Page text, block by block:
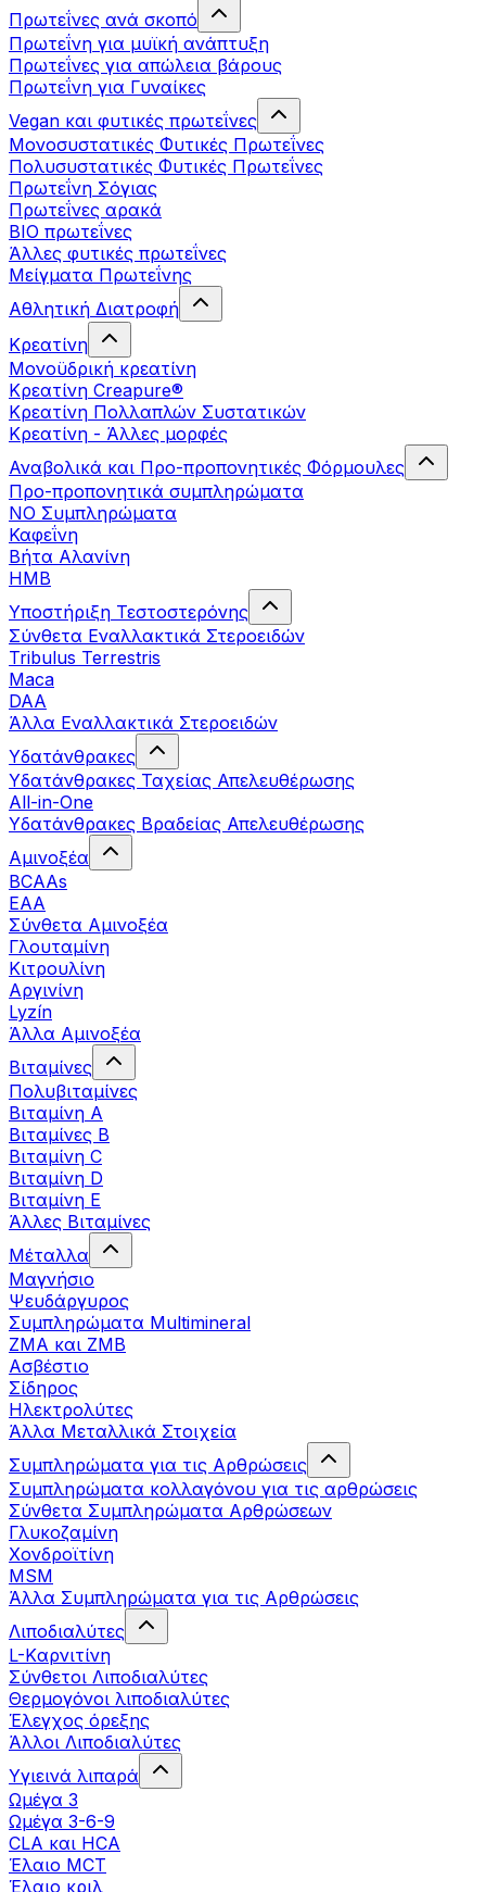
Πρωτεΐνες ανά σκοπό
Πρωτεΐνη για μυϊκή ανάπτυξη
Πρωτεΐνες για απώλεια βάρους
Πρωτεΐνη για Γυναίκες
Vegan και φυτικές πρωτεΐνες
Μονοσυστατικές Φυτικές Πρωτεΐνες
Πολυσυστατικές Φυτικές Πρωτεΐνες
Πρωτεΐνη Σόγιας
Πρωτεΐνες αρακά
ΒIO πρωτεΐνες
Άλλες φυτικές πρωτεΐνες
Μείγματα Πρωτεΐνης
Αθλητική Διατροφή
Κρεατίνη
Μονοϋδρική κρεατίνη
Κρεατίνη Creapure®
Κρεατίνη Πολλαπλών Συστατικών
Κρεατίνη - Άλλες μορφές
Αναβολικά και Προ-προπονητικές Φόρμουλες
Προ-προπονητικά συμπληρώματα
ΝΟ Συμπληρώματα
Καφεΐνη
Βήτα Αλανίνη
HMB
Υποστήριξη Τεστοστερόνης
Σύνθετα Εναλλακτικά Στεροειδών
Tribulus Terrestris
Maca
DAA
Άλλα Εναλλακτικά Στεροειδών
Υδατάνθρακες
Υδατάνθρακες Ταχείας Απελευθέρωσης
All-in-One
Υδατάνθρακες Βραδείας Απελευθέρωσης
Αμινοξέα
BCAAs
EAA
Σύνθετα Αμινοξέα
Γλουταμίνη
Κιτρουλίνη
Αργινίνη
Lyzín
Άλλα Αμινοξέα
Βιταμίνες
Πολυβιταμίνες
Βιταμίνη Α
Βιταμίνες Β
Βιταμίνη C
Βιταμίνη D
Βιταμίνη Ε
Άλλες Βιταμίνες
Μέταλλα
Μαγνήσιο
Ψευδάργυρος
Συμπληρώματα Multimineral
ZMA και ZMB
Ασβέστιο
Σίδηρος
Ηλεκτρολύτες
Άλλα Mεταλλικά Στοιχεία
Συμπληρώματα για τις Αρθρώσεις
Συμπληρώματα κολλαγόνου για τις αρθρώσεις
Σύνθετα Συμπληρώματα Αρθρώσεων
Γλυκοζαμίνη
Χονδροϊτίνη
MSM
Άλλα Συμπληρώματα για τις Αρθρώσεις
Λιποδιαλύτες
L-Kαρνιτίνη
Σύνθετοι Λιποδιαλύτες
Θερμογόνοι λιποδιαλύτες
Έλεγχος όρεξης
Άλλοι Λιποδιαλύτες
Υγιεινά λιπαρά
Ωμέγα 3
Ωμέγα 3-6-9
CLA και HCA
Έλαιο MCT
Έλαιο κριλ